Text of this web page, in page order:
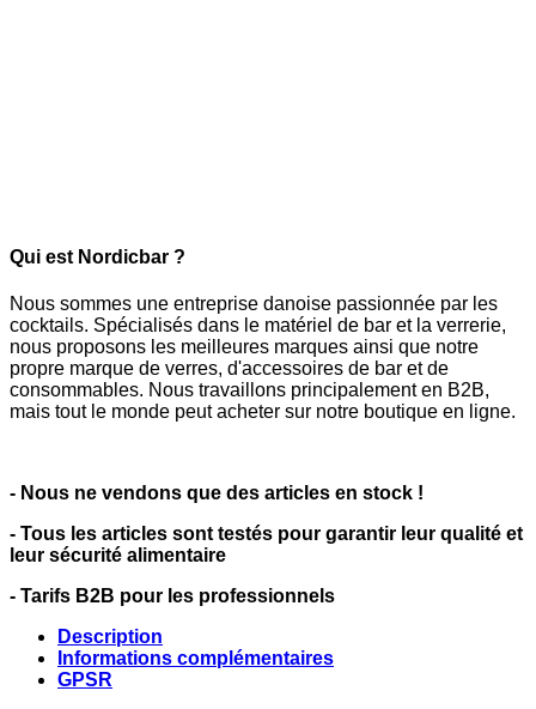
Qui est Nordicbar ?
Nous sommes une entreprise danoise passionnée par les
cocktails. Spécialisés dans le matériel de bar et la verrerie,
nous proposons les meilleures marques ainsi que notre
propre marque de verres, d'accessoires de bar et de
consommables. Nous travaillons principalement en B2B,
mais tout le monde peut acheter sur notre boutique en ligne.
- Nous ne vendons que des articles en stock !
- Tous les articles sont testés pour garantir leur qualité et
leur sécurité alimentaire
- Tarifs B2B pour les professionnels
Description
Informations complémentaires
GPSR